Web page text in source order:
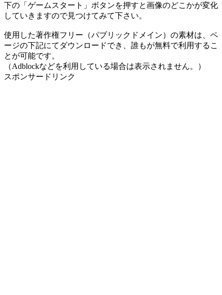
下の「ゲームスタート」ボタンを押すと画像のどこかが変化
していきますので見つけてみて下さい。
使用した著作権フリー（パブリックドメイン）の素材は、ペ
ージの下記にてダウンロードでき、誰もが無料で利用するこ
とが可能です。
（Adblockなどを利用している場合は表示されません。）
スポンサードリンク